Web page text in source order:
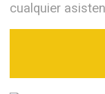
cualquier